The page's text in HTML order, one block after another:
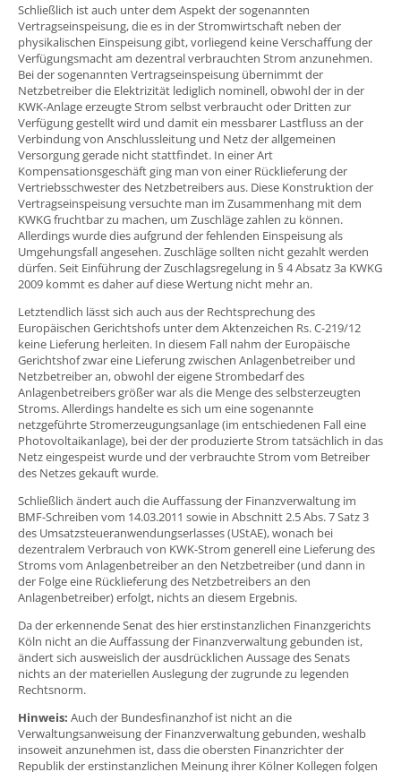
Schließlich ist auch unter dem Aspekt der sogenannten
Vertragseinspeisung, die es in der Stromwirtschaft neben der
physikalischen Einspeisung gibt, vorliegend keine Verschaffung der
Verfügungsmacht am dezentral verbrauchten Strom anzunehmen.
Bei der sogenannten Vertragseinspeisung übernimmt der
Netzbetreiber die Elektrizität lediglich nominell, obwohl der in der
KWK-Anlage erzeugte Strom selbst verbraucht oder Dritten zur
Verfügung gestellt wird und damit ein messbarer Lastfluss an der
Verbindung von Anschlussleitung und Netz der allgemeinen
Versorgung gerade nicht stattfindet. In einer Art
Kompensationsgeschäft ging man von einer Rücklieferung der
Vertriebsschwester des Netzbetreibers aus. Diese Konstruktion der
Vertragseinspeisung versuchte man im Zusammenhang mit dem
KWKG fruchtbar zu machen, um Zuschläge zahlen zu können.
Allerdings wurde dies aufgrund der fehlenden Einspeisung als
Umgehungsfall angesehen. Zuschläge sollten nicht gezahlt werden
dürfen. Seit Einführung der Zuschlagsregelung in § 4 Absatz 3a KWKG
2009 kommt es daher auf diese Wertung nicht mehr an.
Letztendlich lässt sich auch aus der Rechtsprechung des
Europäischen Gerichtshofs unter dem Aktenzeichen Rs. C-219/12
keine Lieferung herleiten. In diesem Fall nahm der Europäische
Gerichtshof zwar eine Lieferung zwischen Anlagenbetreiber und
Netzbetreiber an, obwohl der eigene Strombedarf des
Anlagenbetreibers größer war als die Menge des selbsterzeugten
Stroms. Allerdings handelte es sich um eine sogenannte
netzgeführte Stromerzeugungsanlage (im entschiedenen Fall eine
Photovoltaikanlage), bei der der produzierte Strom tatsächlich in das
Netz eingespeist wurde und der verbrauchte Strom vom Betreiber
des Netzes gekauft wurde.
Schließlich ändert auch die Auffassung der Finanzverwaltung im
BMF-Schreiben vom 14.03.2011 sowie in Abschnitt 2.5 Abs. 7 Satz 3
des Umsatzsteueranwendungserlasses (UStAE), wonach bei
dezentralem Verbrauch von KWK-Strom generell eine Lieferung des
Stroms vom Anlagenbetreiber an den Netzbetreiber (und dann in
der Folge eine Rücklieferung des Netzbetreibers an den
Anlagenbetreiber) erfolgt, nichts an diesem Ergebnis.
Da der erkennende Senat des hier erstinstanzlichen Finanzgerichts
Köln nicht an die Auffassung der Finanzverwaltung gebunden ist,
ändert sich ausweislich der ausdrücklichen Aussage des Senats
nichts an der materiellen Auslegung der zugrunde zu legenden
Rechtsnorm.
Hinweis: Auch der Bundesfinanzhof ist nicht an die
Verwaltungsanweisung der Finanzverwaltung gebunden, weshalb
insoweit anzunehmen ist, dass die obersten Finanzrichter der
Republik der erstinstanzlichen Meinung ihrer Kölner Kollegen folgen